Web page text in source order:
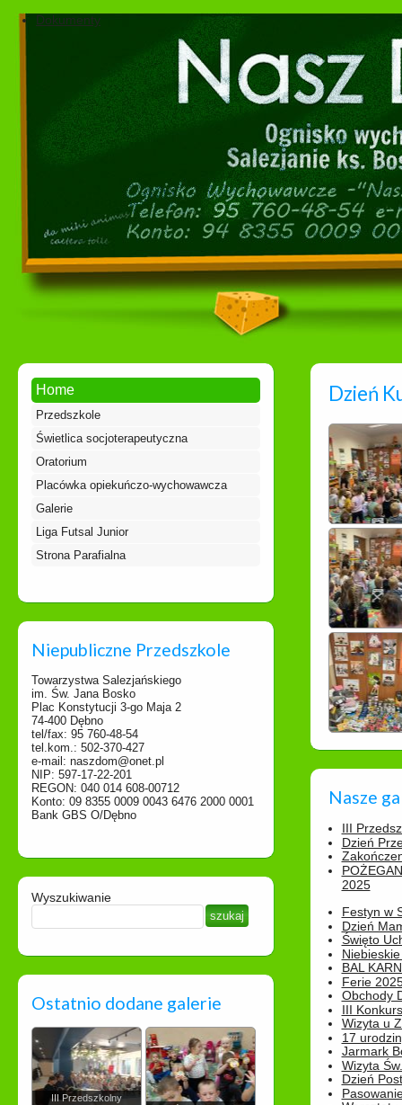
Dokumenty
Home
Przedszkole
Świetlica socjoterapeutyczna
Oratorium
Placówka opiekuńczo-wychowawcza
Galerie
Liga Futsal Junior
Strona Parafialna
Niepubliczne Przedszkole
Towarzystwa Salezjańskiego
im. Św. Jana Bosko
Plac Konstytucji 3-go Maja 2
74-400 Dębno
tel/fax: 95 760-48-54
tel.kom.: 502-370-427
e-mail: naszdom@onet.pl
NIP: 597-17-22-201
REGON: 040 014 608-00712
Konto: 09 8355 0009 0043 6476 2000 0001
Bank GBS O/Dębno
Wyszukiwanie
Ostatnio dodane galerie
III Przedszkolny
Dzień
Nasze
III
Dzień
2025
Festyn w
Dzień
Święto
BAL
Ferie
Obchody
III
Wizyta u
17
Jarmark
Wizyta
Dzień